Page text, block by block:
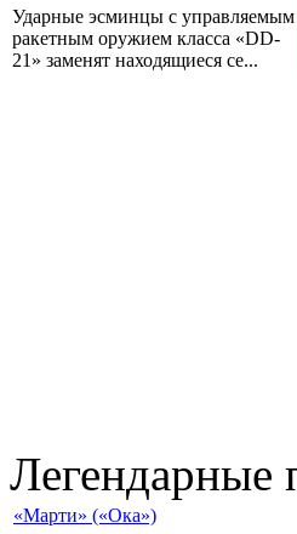
Ударные эсминцы с управляемым
ракетным оружием класса «DD-
21» заменят находящиеся се...
Легендарные
«Марти» («Ока»)